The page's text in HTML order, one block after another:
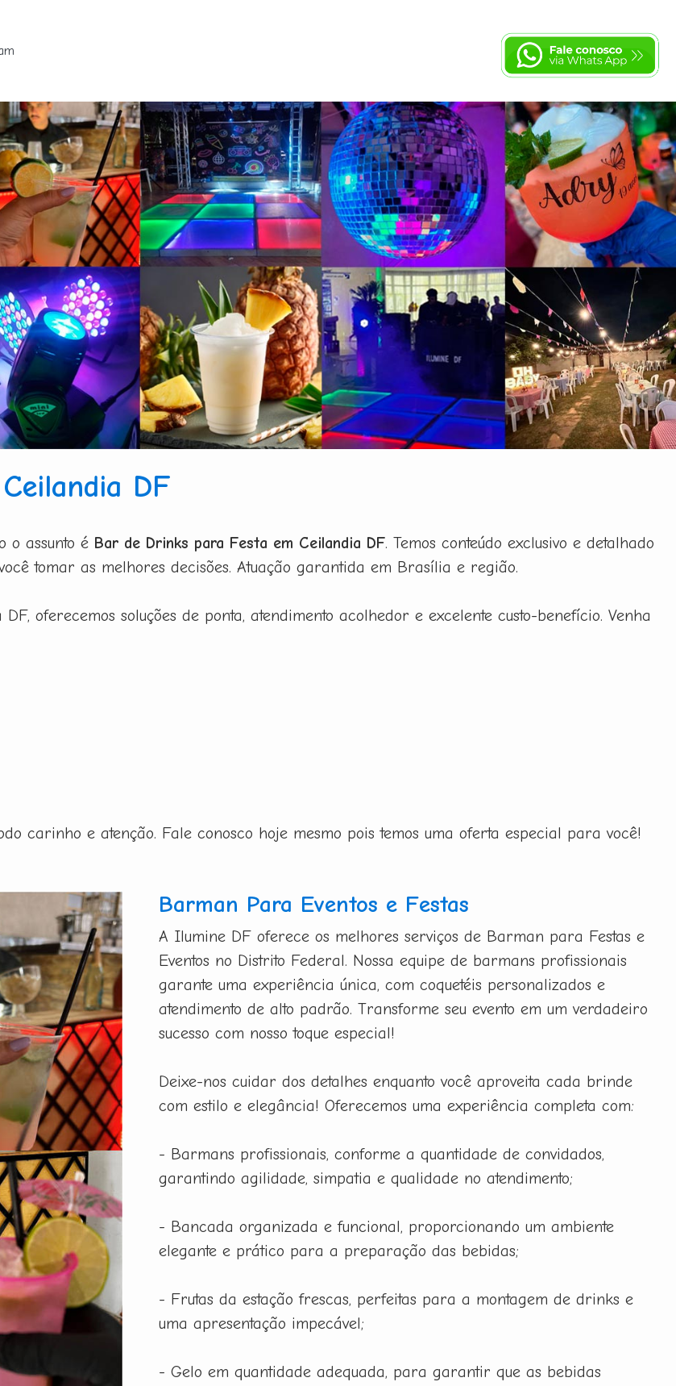
DF
o assunto é Bar de Drinks para Festa em Ceilandia DF. Temos conteúdo exclusivo e detalhado
tomar as melhores decisões. Atuação garantida em Brasília e região.
oferecemos soluções de ponta, atendimento acolhedor e excelente custo-benefício. Venha
carinho e atenção. Fale conosco hoje mesmo pois temos uma oferta especial para você!
Barman Para Eventos e Festas
A Ilumine DF oferece os melhores serviços de Barman para Festas e
Eventos no Distrito Federal. Nossa equipe de barmans profissionais
garante uma experiência única, com coquetéis personalizados e
atendimento de alto padrão. Transforme seu evento em um verdadeiro
sucesso com nosso toque especial!
Deixe-nos cuidar dos detalhes enquanto você aproveita cada brinde
com estilo e elegância! Oferecemos uma experiência completa com:
- Barmans profissionais, conforme a quantidade de convidados,
garantindo agilidade, simpatia e qualidade no atendimento;
- Bancada organizada e funcional, proporcionando um ambiente
elegante e prático para a preparação das bebidas;
- Frutas da estação frescas, perfeitas para a montagem de drinks e
uma apresentação impecável;
- Gelo em quantidade adequada, para garantir que as bebidas